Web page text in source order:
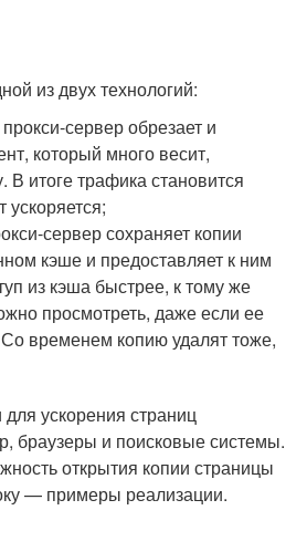
из двух технологий:
сервер обрезает и
который много весит,
В итоге трафика становится
сервер сохраняет копии
кэше и предоставляет к ним
из кэша быстрее, к тому же
просмотреть, даже если ее
временем копию удалят тоже,
ускорения страниц
браузеры и поисковые системы.
открытия копии страницы
— примеры реализации.